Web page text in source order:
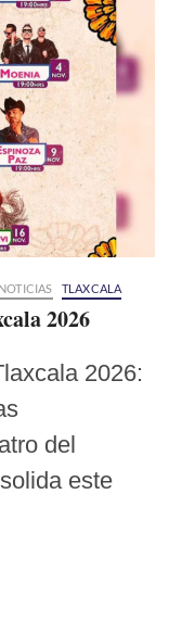
NOTICIAS TLAXCALA
2026
2026:
del
este